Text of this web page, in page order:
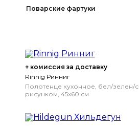
Поварские фартуки
+ комиссия за доставку
Rinnig Ринниг
Полотенце кухонное, бел/зелен/с
рисунком, 45x60 см